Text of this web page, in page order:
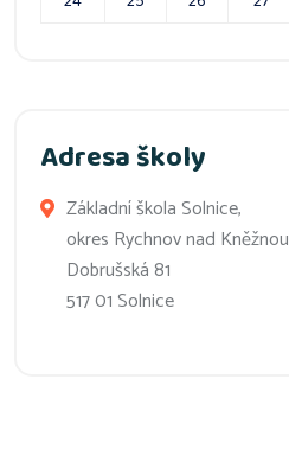
Adresa školy
Základní škola Solnice,
okres Rychnov nad Kněžnou
Dobrušská 81
517 01 Solnice